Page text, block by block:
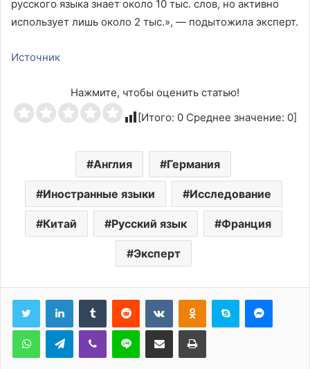
русского языка знает около 10 тыс. слов, но активно
использует лишь около 2 тыс.», — подытожила эксперт.
Источник
Нажмите, чтобы оценить статью!
[Итого: 0 Среднее значение: 0]
Англия Германия
Иностранные языки Исследование
Китай Русский язык Франция
Эксперт
Tumblr Reddit ВконтактеОдноклассники
Skype
WhatsAppTelegramViber Line Поделиться через электронную почту Печатать